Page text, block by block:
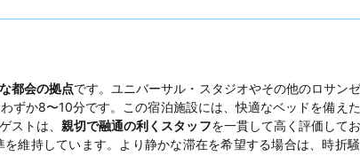
都会の拠点です。ユニバーサル・スタジオやその他のロサン
ずか8〜10分です。この宿泊施設には、快適なベッドを備えた
ストは、親切で融通の利くスタッフを一貫して高く評価して
維持しています。より静かな滞在を希望する場合は、時折